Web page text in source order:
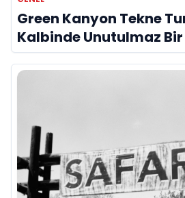
Green Kanyon Tekne
Kalbinde Unutulmaz